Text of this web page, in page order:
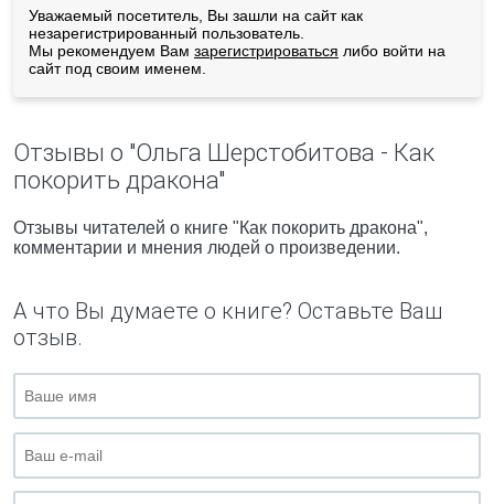
Уважаемый посетитель, Вы зашли на сайт как
незарегистрированный пользователь.
Мы рекомендуем Вам зарегистрироваться либо войти на
сайт под своим именем.
Отзывы о "Ольга Шерстобитова - Как
покорить дракона"
Отзывы читателей о книге "Как покорить дракона",
комментарии и мнения людей о произведении.
А что Вы думаете о книге? Оставьте Ваш
отзыв.